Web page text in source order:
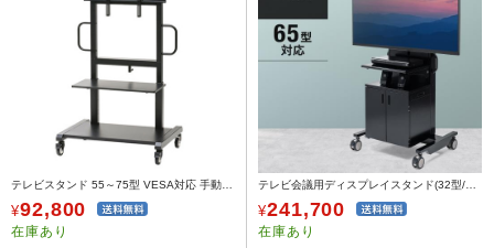
テレビスタンド 55～75型 VESA対応 手動昇降式
¥92,800
在庫あり
テレビ会議用ディスプレイスタンド(32型/40型/43型/49型/50型/52型/55型/58型/60型/65型対応)
¥241,700
在庫あり